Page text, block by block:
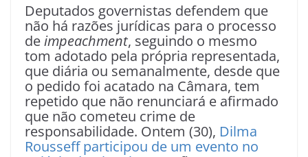
Deputados governistas defendem que
não há razões jurídicas para o processo
deimpeachment, seguindo o mesmo
tom adotado pela própria representada,
que diária ou semanalmente, desde que
o pedido foi acatado na Câmara, tem
repetido que não renunciará e afirmado
que não cometeu crime de
responsabilidade. Ontem (30), Dilma
Rousseff participou de um evento no